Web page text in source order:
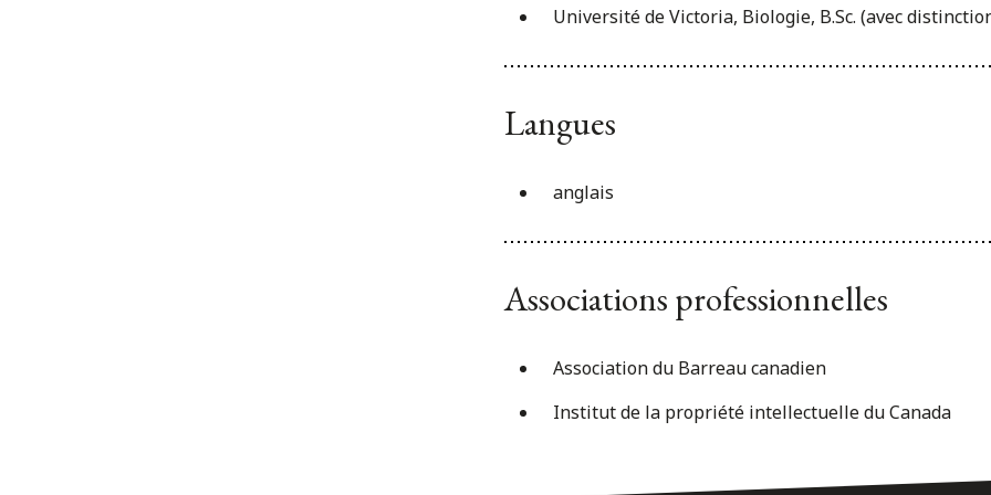
Université de Victoria, Biologie, B.Sc. (avec
Langues
anglais
Associations professionnelles
Association du Barreau canadien
Institut de la propriété intellectuelle du Canada